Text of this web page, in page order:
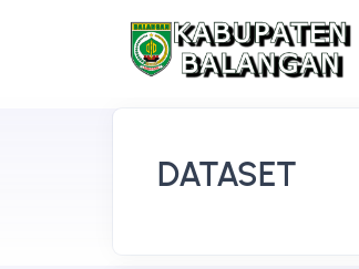
DATASET